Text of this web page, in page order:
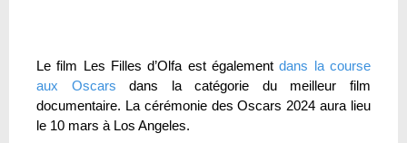
Le film Les Filles d’Olfa est égalementdans la course
aux Oscars dans la catégorie du meilleur film
documentaire. La cérémonie des Oscars 2024 aura lieu
le 10 mars à Los Angeles.